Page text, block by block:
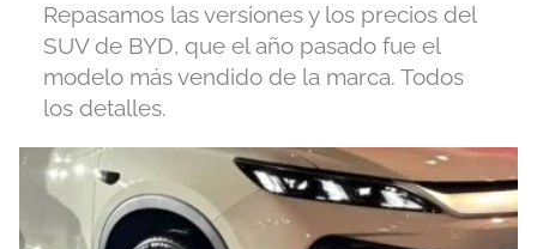
Repasamos las versiones y los precios del
SUV de BYD, que el año pasado fue el
modelo más vendido de la marca. Todos
los detalles.